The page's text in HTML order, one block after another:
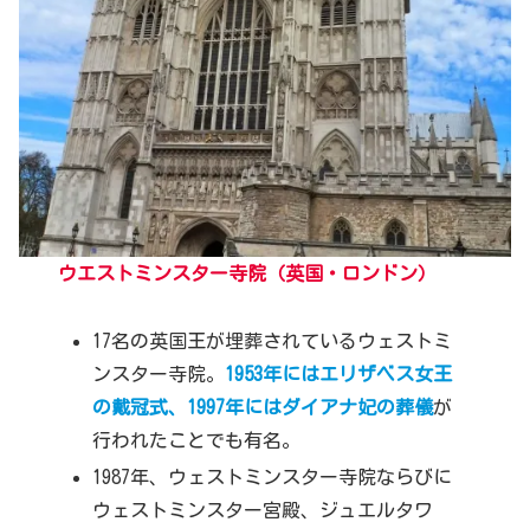
ウエストミンスター寺院 （英国・ロンドン）
17名の英国王が埋葬されているウェストミ
ンスター寺院。 1953年にはエリザベス女王
の戴冠式、 1997年にはダイアナ妃の葬儀が
行われたことでも有名。
1987年、ウェストミンスター寺院ならびに
ウェストミンスター宮殿、ジュエルタワ